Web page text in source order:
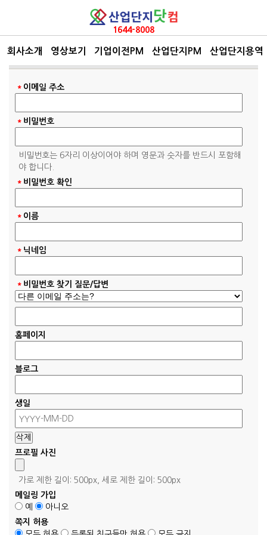
1644-8008
회사소개 영상보기 기업이전PM 산업단지PM 산업단지용역
회원가입
이메일 주소
*
비밀번호
*
비밀번호는 6자리 이상이어야 하며 영문과 숫자를 반드시 포함해
야 합니다.
비밀번호 확인
*
* 이름
* 닉네임
* 비밀번호 찾기 질문/답변
홈페이지
블로그
생일
프로필 사진
가로 제한 길이: 500px, 세로 제한 길이: 500px
메일링 가입
예
아니오
쪽지 허용